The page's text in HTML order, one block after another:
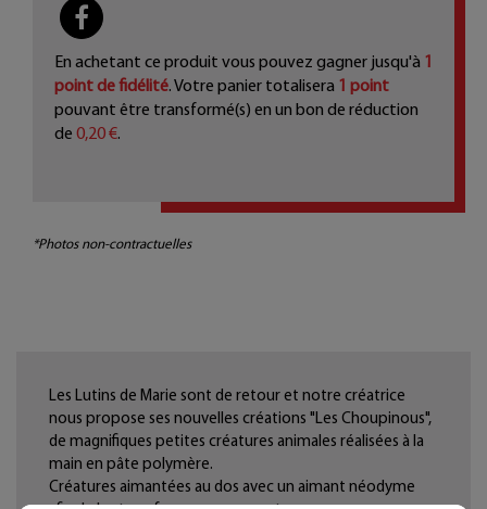
PARTAGER
En achetant ce produit vous pouvez gagner jusqu'à 1
point de fidélité. Votre panier totalisera 1 point
pouvant être transformé(s) en un bon de réduction
de 0,20 €.
*Photos non-contractuelles
Les Lutins de Marie sont de retour et notre créatrice
nous propose ses nouvelles créations "Les Choupinous",
de magnifiques petites créatures animales réalisées à la
main en pâte polymère.
Créatures aimantées au dos avec un aimant néodyme